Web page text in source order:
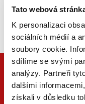
Tato webová
K personalizaci
sociálních médií a
soubory cookie.
sdílíme se svými
analýzy. Partneři
dalšími
získali v důsledku